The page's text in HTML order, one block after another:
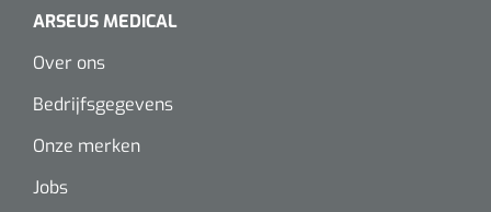
ARSEUS MEDICAL
Over ons
Bedrijfsgegevens
Onze merken
Jobs